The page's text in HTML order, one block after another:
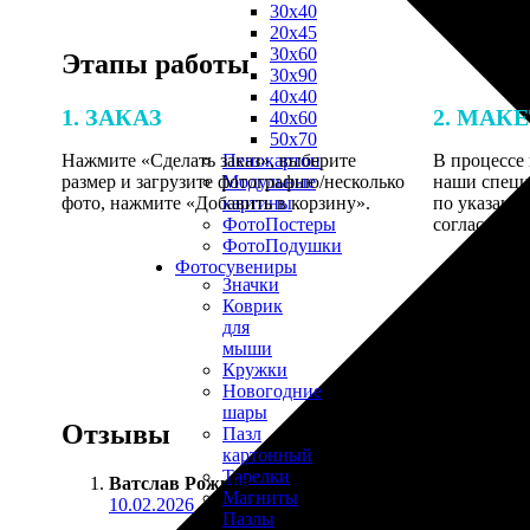
30х40
20х45
30х60
30х90
40х40
40х60
50х70
Пенокартон
Модульные
картины
ФотоПостеры
ФотоПодушки
Фотоcувениры
Значки
Коврик
для
мыши
Кружки
Новогодние
шары
Пазл
картонный
Тарелки
Магниты
Пазлы
Этапы работы
1. ЗАКАЗ
Нажмите «Сделать заказ», выберите
размер и загрузите фотографию/несколько
фото, нажмите «Добавить в корзину».
2.
В процессе
наши
по
Отзывы
Ватслав Рожков :
10.02.2026